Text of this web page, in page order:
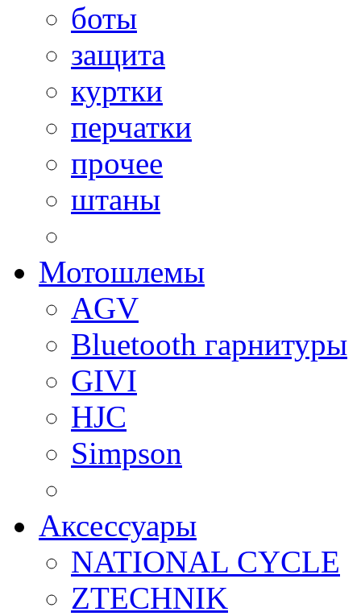
боты
защита
куртки
перчатки
прочее
штаны
Мотошлемы
AGV
Bluetooth гарнитуры
GIVI
HJC
Simpson
Аксессуары
NATIONAL CYCLE
ZTECHNIK